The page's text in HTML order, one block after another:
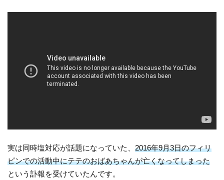
実は同時塩対応が話題になっていた、2016年9月3日のフィリ
ピンでの活動中にテテのおばあちゃんが亡くなってしまった
という訃報を受けていたんです。